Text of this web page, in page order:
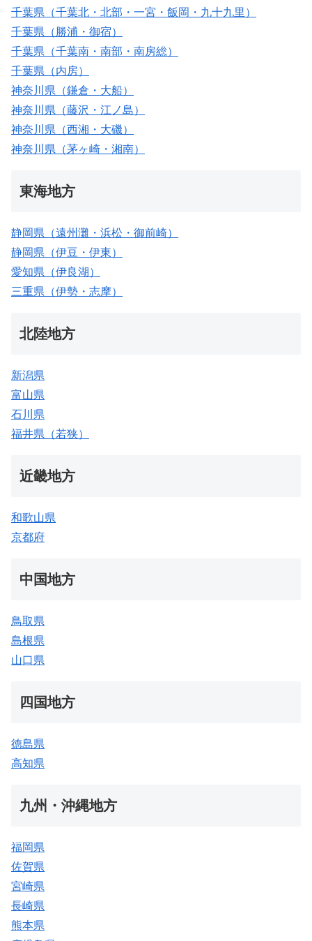
千葉県（千葉北・北部・一宮・飯岡・九十九里）
千葉県（勝浦・御宿）
千葉県（千葉南・南部・南房総）
千葉県（内房）
神奈川県（鎌倉・大船）
神奈川県（藤沢・江ノ島）
神奈川県（西湘・大磯）
神奈川県（茅ヶ崎・湘南）
東海地方
静岡県（遠州灘・浜松・御前崎）
静岡県（伊豆・伊東）
愛知県（伊良湖）
三重県（伊勢・志摩）
北陸地方
新潟県
富山県
石川県
福井県（若狭）
近畿地方
和歌山県
京都府
中国地方
鳥取県
島根県
山口県
四国地方
徳島県
高知県
九州・沖縄地方
福岡県
佐賀県
宮崎県
長崎県
熊本県